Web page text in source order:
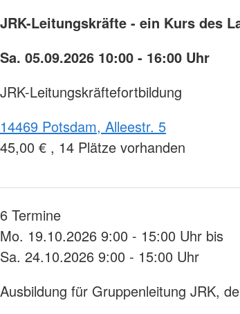
JRK-Leitungskräfte - ein Kurs des
Sa. 05.09.2026 10:00 - 16:00 Uhr
JRK-Leitungskräftefortbildung
14469 Potsdam, Alleestr. 5
45,00 € , 14 Plätze vorhanden
6 Termine
Mo. 19.10.2026 9:00 - 15:00 Uhr bis
Sa. 24.10.2026 9:00 - 15:00 Uhr
Ausbildung für Gruppenleitung JRK,